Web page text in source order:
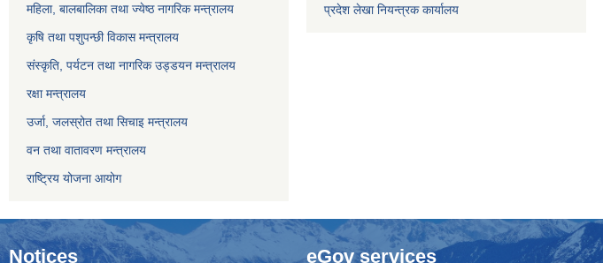
महिला, बालबालिका तथा ज्येष्ठ नागरिक मन्त्रालय
कृषि तथा पशुपन्छी विकास मन्त्रालय
संस्कृति, पर्यटन तथा नागरिक उड्डयन मन्त्रालय
रक्षा मन्त्रालय
उर्जा, जलस्रोत तथा सिचाइ मन्त्रालय
वन तथा वातावरण मन्त्रालय
राष्ट्रिय योजना आयोग
प्रदेश लेखा नियन्त्रक कार्यालय
Notices eGov services